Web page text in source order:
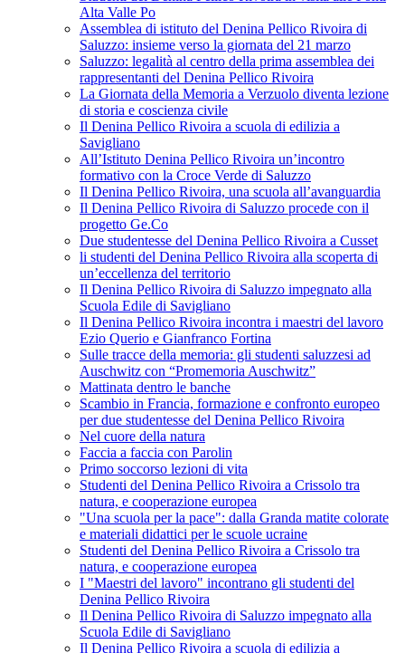
Alta Valle Po
Assemblea di istituto del Denina Pellico Rivoira di
Saluzzo: insieme verso la giornata del 21 marzo
Saluzzo: legalità al centro della prima assemblea dei
rappresentanti del Denina Pellico Rivoira
La Giornata della Memoria a Verzuolo diventa lezione
di storia e coscienza civile
Il Denina Pellico Rivoira a scuola di edilizia a
Savigliano
All’Istituto Denina Pellico Rivoira un’incontro
formativo con la Croce Verde di Saluzzo
Il Denina Pellico Rivoira, una scuola all’avanguardia
Il Denina Pellico Rivoira di Saluzzo procede con il
progetto Ge.Co
Due studentesse del Denina Pellico Rivoira a Cusset
li studenti del Denina Pellico Rivoira alla scoperta di
un’eccellenza del territorio
Il Denina Pellico Rivoira di Saluzzo impegnato alla
Scuola Edile di Savigliano
Il Denina Pellico Rivoira incontra i maestri del lavoro
Ezio Querio e Gianfranco Fortina
Sulle tracce della memoria: gli studenti saluzzesi ad
Auschwitz con “Promemoria Auschwitz”
Mattinata dentro le banche
Scambio in Francia, formazione e confronto europeo
per due studentesse del Denina Pellico Rivoira
Nel cuore della natura
Faccia a faccia con Parolin
Primo soccorso lezioni di vita
Studenti del Denina Pellico Rivoira a Crissolo tra
natura, e cooperazione europea
"Una scuola per la pace": dalla Granda matite colorate
e materiali didattici per le scuole ucraine
Studenti del Denina Pellico Rivoira a Crissolo tra
natura, e cooperazione europea
I "Maestri del lavoro" incontrano gli studenti del
Denina Pellico Rivoira
Il Denina Pellico Rivoira di Saluzzo impegnato alla
Scuola Edile di Savigliano
Il Denina Pellico Rivoira a scuola di edilizia a